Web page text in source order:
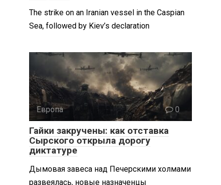
The strike on an Iranian vessel in the Caspian
Sea, followed by Kiev’s declaration
Европа 0
Гайки закручены: как отставка
Сырского открыла дорогу
диктатуре
Дымовая завеса над Печерскими холмами
развеялась, новые назначенцы